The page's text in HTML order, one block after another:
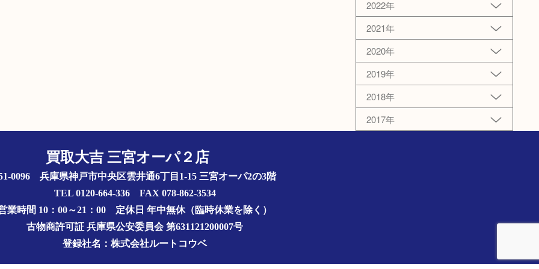
2022年
2021年
2020年
2019年
2018年
2017年
買取大吉 三宮オーパ２店
0096 兵庫県神戸市中央区雲井通6丁目1-15 三宮オーパ2の3階
TEL 0120-664-336 FAX 078-862-3534
業時間 10：00～21：00 定休日 年中無休（臨時休業を除く）
古物商許可証 兵庫県公安委員会 第631121200007号
登録社名：株式会社ルートコウベ